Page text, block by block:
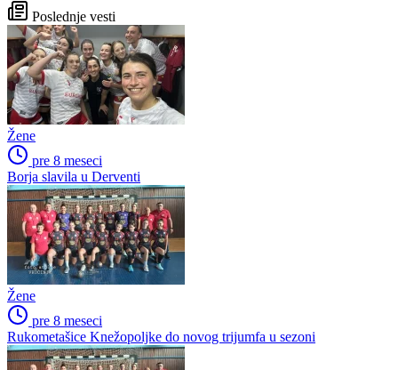
Poslednje vesti
Žene
pre 8 meseci
Borja slavila u Derventi
Žene
pre 8 meseci
Rukometašice Knežopoljke do novog trijumfa u sezoni